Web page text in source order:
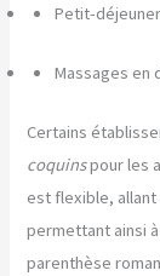
Petit-
Massages en
Certains
coquinspour les
est flexible, allant
permettant ainsi
parenthèse